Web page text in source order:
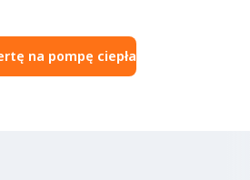
na pompę ciepła